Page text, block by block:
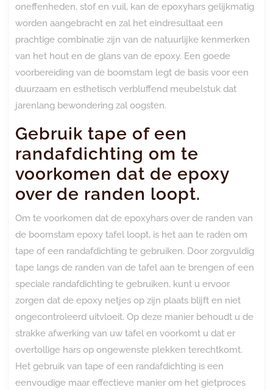
oneffenheden, stof en vuil, kan de epoxyhars gelijkmatig
worden aangebracht en zal het eindresultaat een
prachtige combinatie zijn van de natuurlijke kenmerken
van het hout en de glans van de epoxy. Een goede
voorbereiding van de boomstam legt de basis voor een
duurzaam en esthetisch verbluffend meubelstuk dat
jarenlang bewondering zal oogsten.
Gebruik tape of een
randafdichting om te
voorkomen dat de epoxy
over de randen loopt.
Om te voorkomen dat de epoxyhars over de randen van
de boomstam epoxy tafel loopt, is het aan te raden om
tape of een randafdichting te gebruiken. Door zorgvuldig
tape langs de randen van de tafel aan te brengen of een
speciale randafdichting te gebruiken, kunt u ervoor
zorgen dat de epoxy netjes op zijn plaats blijft en niet
ongecontroleerd uitvloeit. Op deze manier behoudt u de
strakke afwerking van uw tafel en voorkomt u dat er
overtollige hars op ongewenste plekken terechtkomt.
Het gebruik van tape of een randafdichting is een
eenvoudige maar effectieve manier om het gietproces